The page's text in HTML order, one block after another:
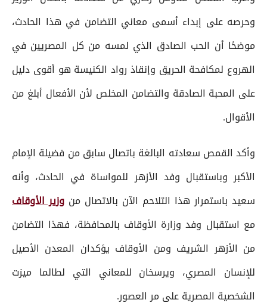
وحرصه على إبداء أسمى معاني التضامن في هذا الحادث،
موضحًا أن الحب الصادق الذي لمسه من كل المصريين في
الهروع لمكافحة الحريق وإنقاذ رواد الكنيسة هو أقوى دليل
على المحبة الصادقة والتضامن المخلص لأن الأفعال أبلغ من
الأقوال.
وأكد القمص سعادته البالغة باتصال سابق من فضيلة الإمام
الأكبر وباستقبال وفد الأزهر للمواساة في الحادث، وأنه
سعيد باستمرار هذا التلاحم الآن بالاتصال من وزير الأوقاف
مع استقبال وفد وزارة الأوقاف بالمحافظة، فهذا التضامن
من الأزهر الشريف ومن الأوقاف يؤكدان المعدن الأصيل
للإنسان المصري، ويرسخان للمعاني التي لطالما ميزت
الشخصية المصرية على مر العصور.